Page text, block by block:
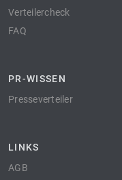
Verteilercheck
FAQ
PR-WISSEN
Presseverteiler
LINKS
AGB